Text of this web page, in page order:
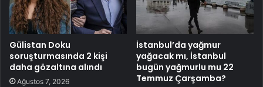
Gülistan Doku
soruşturmasında 2 kişi
daha gözaltına alındı
Ağustos 7, 2026
İstanbul’da yağmur
yağacak mı, İstanbul
bugün yağmurlu mu 22
Temmuz Çarşamba?